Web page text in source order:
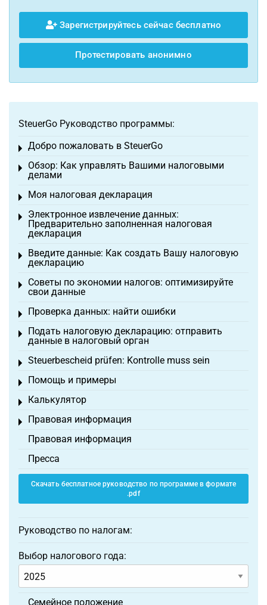
Зарегистрируйтесь сейчас бесплатно
Протестировать анонимно
SteuerGo Руководство программы:
Добро пожаловать в SteuerGo
Toggle menu
Обзор: Как управлять Вашими налоговыми
делами
Toggle menu
Моя налоговая декларация
Toggle menu
Электронное извлечение данных:
Предварительно заполненная налоговая
декларация
Toggle menu
Введите данные: Как создать Вашу налоговую
декларацию
Toggle menu
Советы по экономии налогов: оптимизируйте
свои данные
Toggle menu
Проверка данных: найти ошибки
Toggle menu
Подать налоговую декларацию: отправить
данные в налоговый орган
Toggle menu
Steuerbescheid prüfen: Kontrolle muss sein
Toggle menu
Помощь и примеры
Toggle menu
Калькулятор
Toggle menu
Правовая информация
Toggle menu
Правовая информация
Пресса
Скачать бесплатное руководство по программе в формате
.pdf
Руководство по налогам:
Выбор налогового года:
Семейное положение